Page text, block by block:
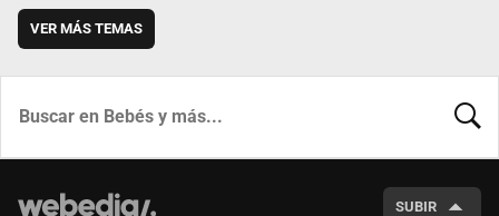
VER MÁS TEMAS
SUBIR